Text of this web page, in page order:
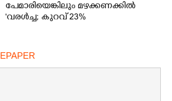
പേമാരിയെങ്കിലും മഴക്കണക്കിൽ
'വരൾച്ച; കുറവ് 23%
EPAPER